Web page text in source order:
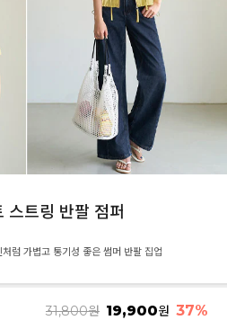
스트링 반팔 점퍼
럼 가볍고 통기성 좋은 썸머 반팔 집업
31,800원 19,900원 37%